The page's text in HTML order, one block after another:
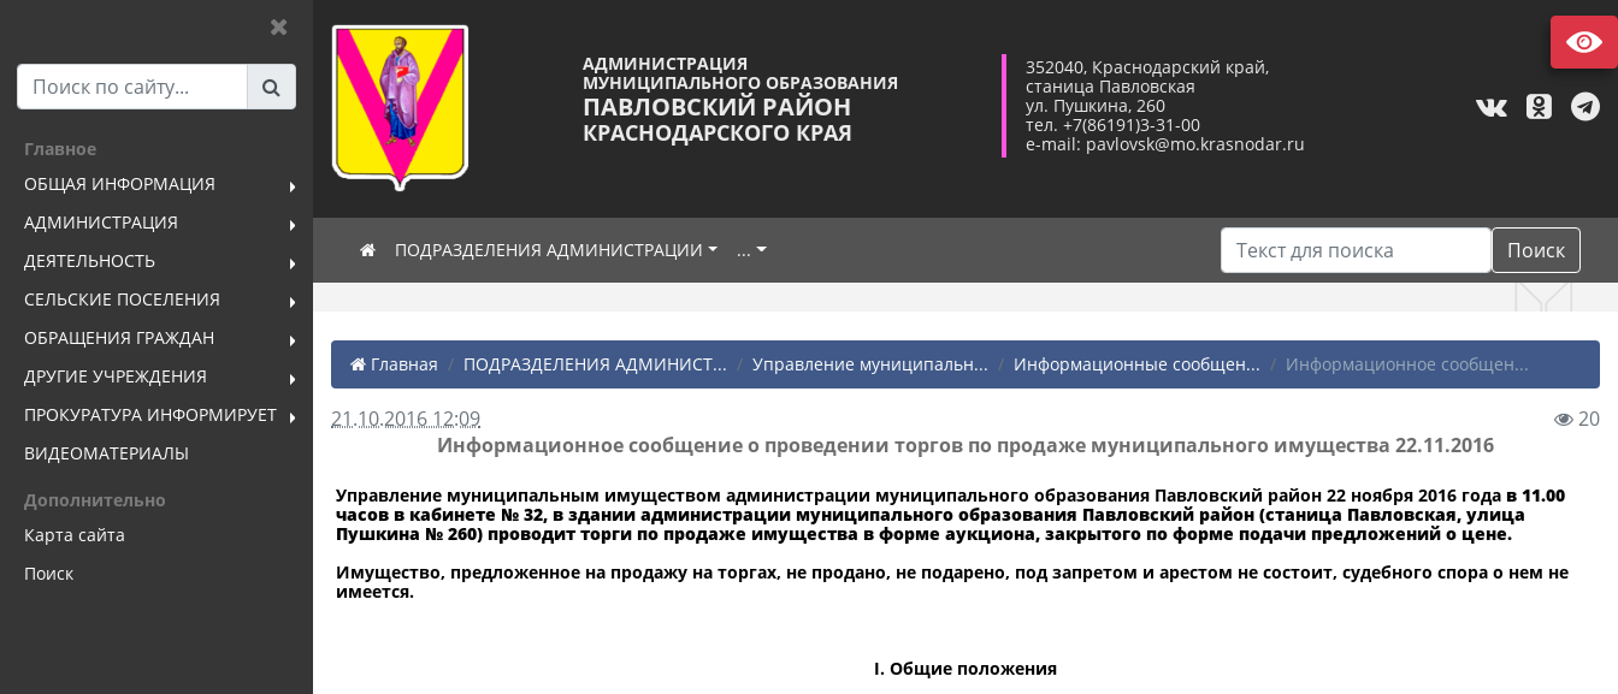
Главное
ОБЩАЯ ИНФОРМАЦИЯ
АДМИНИСТРАЦИЯ
ДЕЯТЕЛЬНОСТЬ
СЕЛЬСКИЕ ПОСЕЛЕНИЯ
ОБРАЩЕНИЯ ГРАЖДАН
ДРУГИЕ УЧРЕЖДЕНИЯ
ПРОКУРАТУРА ИНФОРМИРУЕТ
ВИДЕОМАТЕРИАЛЫ
Дополнительно
Карта сайта
Поиск
АДМИНИСТРАЦИЯ
МУНИЦИПАЛЬНОГО ОБРАЗОВАНИЯ
ПАВЛОВСКИЙ РАЙОН
КРАСНОДАРСКОГО КРАЯ
352040, Краснодарский край,
станица Павловская
ул. Пушкина, 260
тел. +7(86191)3-31-00
e-mail: pavlovsk@mo.krasnodar.ru
ПОДРАЗДЕЛЕНИЯ АДМИНИСТРАЦИИ ... Поиск
Главная ПОДРАЗДЕЛЕНИЯ АДМИНИСТ... Управление муниципальн... Информационные сообщен... Информационное сообщен...
21.10.2016 12:09
20
Информационное сообщение о проведении торгов по продаже муниципального имущества 22.11.2016
Управление муниципальным имуществом администрации муниципального образования Павловский район 22 ноября 2016 года в 11.00
часов в кабинете № 32, в здании администрации муниципального образования Павловский район (станица Павловская, улица
Пушкина № 260) проводит торги по продаже имущества в форме аукциона, закрытого по форме подачи предложений о цене.
Имущество, предложенное на продажу на торгах, не продано, не подарено, под запретом и арестом не состоит, судебного спора о нем не
имеется.
I. Общие положения